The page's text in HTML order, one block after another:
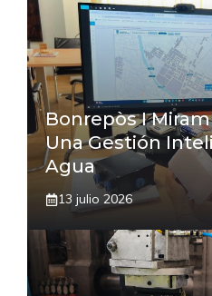
Bonrepòs I
Una Gestión
Agua
13 julio 2026